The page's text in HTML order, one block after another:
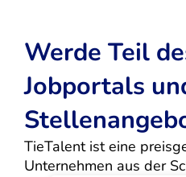
Werde Teil
Jobportals
TieTalent ist eine
Unternehmen aus der